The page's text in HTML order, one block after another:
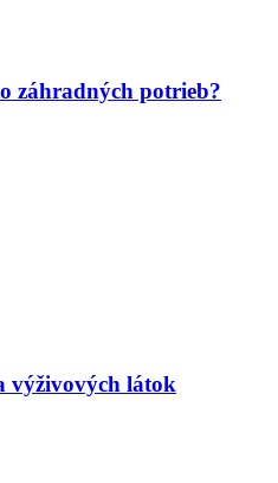
záhradných potrieb?
výživových látok